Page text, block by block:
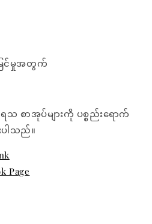
ြင်မှုအတွက်
စာအုပ်များကို ပစ္စည်းရောက်
ပါသည်။
Page